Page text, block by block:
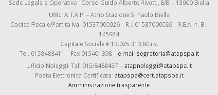
Sede Legale e Operativa : Corso Guido Alberto Rivetti, 8/B – 13900 Biella
Uffici A.T.A.P. – Atrio Stazione S. Paolo Biella
Codice Fiscale/Partita Iva: 01537000026 – R.I. 01537000026 – R.E.A. n. BI-
145974
Capitale Sociale € 13.025.313,80 i.v.
Tel. 0158488411 – Fax 015401398 – e-mail segreteria@atapspa.it
Ufficio Noleggi: Tel. 015/8488437 – atapnoleggi@atapspa.it
Posta Elettronica Certificata: atapspa@cert.atapspa.it
Amministrazione trasparente